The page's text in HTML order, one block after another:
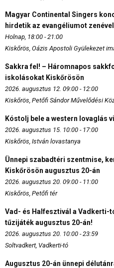
Magyar Continental Singers
hirdetik az evangéliumot zenével
Holnap, 18:00 - 21:00
Kiskőrös, Oázis Apostoli Gyülekezet
Sakkra fel! – Háromnapos
iskolásokat Kiskőrösön
2026. augusztus 12. 09:00 - 12:00
Kiskőrös, Petőfi Sándor Művelődési
Kóstolj bele a western lovaglás
2026. augusztus 15. 10:00 - 17:00
Kiskőrös, István lovastanya
Ünnepi szabadtéri szentmise,
Kiskőrösön augusztus 20-án
2026. augusztus 20. 09:00 - 11:00
Kiskőrös, Petőfi tér
Vad- és Halfesztivál a Vadkerti-
tűzijáték augusztus 20-án!
2026. augusztus 20. 10:00 - 23:59
Soltvadkert, Vadkerti-tó
Augusztus 20-án ünnepi